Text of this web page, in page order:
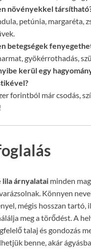
növényekkel
petúnia, margaréta,
betegségek
gyökérrothadás,
kerül egy
forintból már csodás,
árnyalatai minden
Könnyen
mégis hosszan tartó,
meg a törődést. A
talaj és gondozás
benne, akár